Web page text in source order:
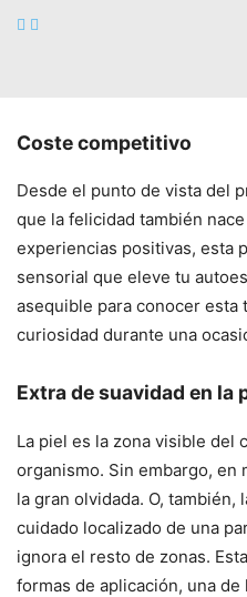
tratamiento de belleza sino
Coste competitivo
Desde el punto de vista del
que la felicidad también
experiencias positivas, esta
sensorial que eleve tu
asequible para conocer esta
curiosidad durante una
Extra de suavidad en la
La piel es la zona visible del
organismo. Sin embargo, en
la gran olvidada. O, también,
cuidado localizado de una
ignora el resto de zonas.
formas de aplicación, una